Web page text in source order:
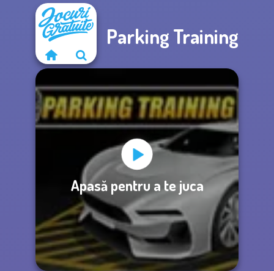
Parking Training
Apasă pentru a te juca